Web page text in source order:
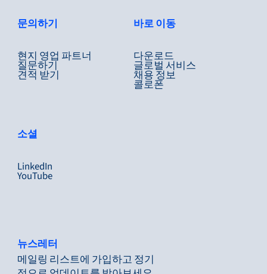
문의하기
현지 영업 파트너
질문하기
견적 받기
바로 이동
다운로드
글로벌 서비스
채용 정보
콜로폰
소셜
LinkedIn
YouTube
뉴스레터
메일링 리스트에 가입하고 정기